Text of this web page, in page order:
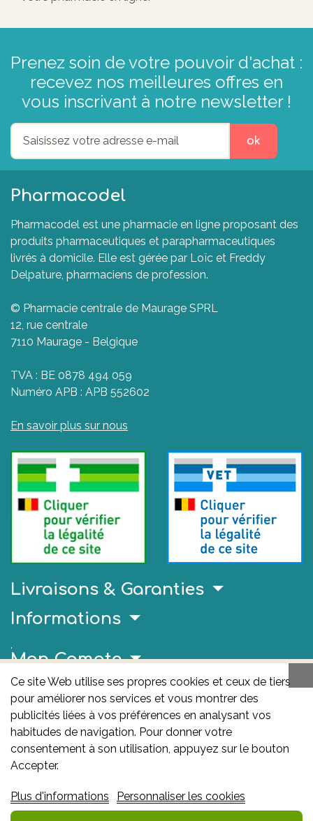
Prenez soin de votre pouvoir d'achat :
recevez nos meilleures offres en
vous inscrivant à notre newsletter !
ok
Pharmacodel
Pharmacodel est une pharmacie en ligne proposant des
produits pharmaceutiques et parapharmaceutiques
livrés à domicile. Elle est gérée par Loïc et Freddy
Delpature, pharmaciens de profession.
© Pharmacie centrale de Maurage SPRL
12, rue centrale
7110 Maurage - Belgique
TVA : BE 0878 494 059
Numéro APB : APB 552602
En savoir plus sur nous
Livraisons & Garanties
Ce site Web utilise ses propres cookies et ceux de tiers
pour améliorer nos services et vous montrer des
publicités liées à vos préférences en analysant vos
habitudes de navigation. Pour donner votre
consentement à son utilisation, appuyez sur le bouton
Accepter.
Plus d'informations Personnaliser les cookies
Informations
.
Mon Compte
Liens Utiles
AFMPS
L'AFMPS est l’autorité compétente en matière de
médicaments et de produits de santé en Belgique. Ce
médicaments et des produits de santé – afmps
Avenue Galilée 5/03 1210 Bruxelles